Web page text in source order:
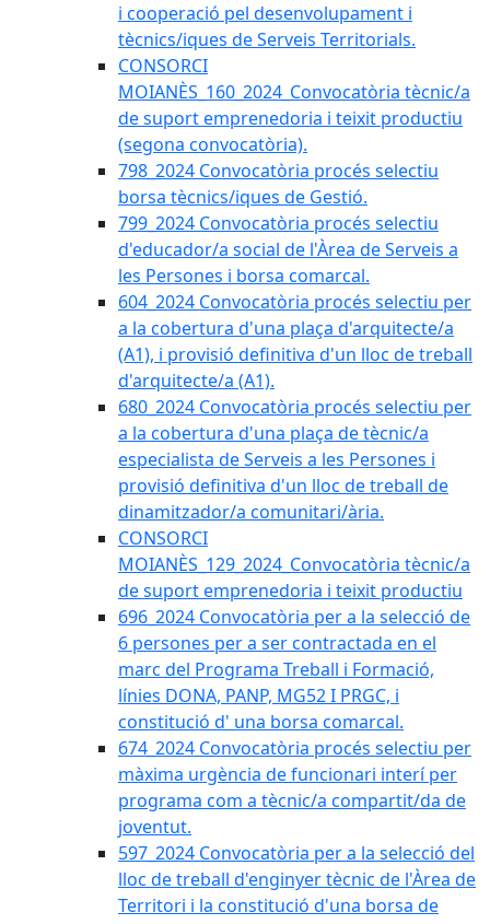
i cooperació pel desenvolupament i
tècnics/iques de Serveis Territorials.
CONSORCI
MOIANÈS_160_2024_Convocatòria tècnic/a
de suport emprenedoria i teixit productiu
(segona convocatòria).
798_2024 Convocatòria procés selectiu
borsa tècnics/iques de Gestió.
799_2024 Convocatòria procés selectiu
d'educador/a social de l'Àrea de Serveis a
les Persones i borsa comarcal.
604_2024 Convocatòria procés selectiu per
a la cobertura d'una plaça d'arquitecte/a
(A1), i provisió definitiva d'un lloc de treball
d'arquitecte/a (A1).
680_2024 Convocatòria procés selectiu per
a la cobertura d'una plaça de tècnic/a
especialista de Serveis a les Persones i
provisió definitiva d'un lloc de treball de
dinamitzador/a comunitari/ària.
CONSORCI
MOIANÈS_129_2024_Convocatòria tècnic/a
de suport emprenedoria i teixit productiu
696_2024 Convocatòria per a la selecció de
6 persones per a ser contractada en el
marc del Programa Treball i Formació,
línies DONA, PANP, MG52 I PRGC, i
constitució d' una borsa comarcal.
674_2024 Convocatòria procés selectiu per
màxima urgència de funcionari interí per
programa com a tècnic/a compartit/da de
joventut.
597_2024 Convocatòria per a la selecció del
lloc de treball d'enginyer tècnic de l'Àrea de
Territori i la constitució d'una borsa de